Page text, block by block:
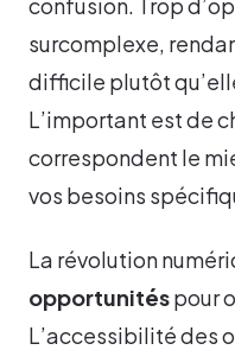
surcomplexe,
difficile plutôt
L’important est de
correspondent le
vos besoins
La révolution
opportunitéspour
L’accessibilité des